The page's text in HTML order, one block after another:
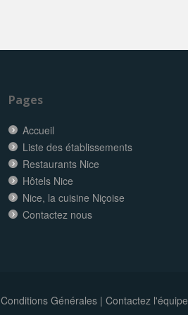
Pages
Accueil
Liste des établissements
Restaurants Nice
Hôtels Nice
Nice, la cuisine Niçoise
Contactez nous
Conditions Générales| Contactez l'équipe